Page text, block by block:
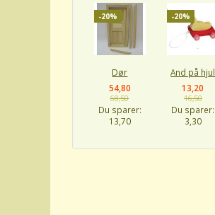
-20%
Dør
54,80
68,50
Du sparer:
13,70
-20%
And på hjul
13,20
16,50
Du sparer:
3,30